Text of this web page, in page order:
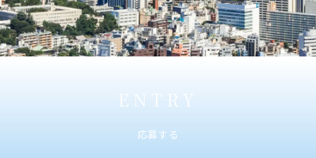
ENTRY
応募する